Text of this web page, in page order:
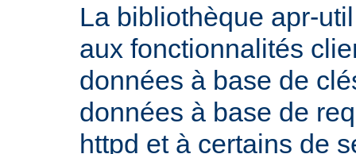
La bibliothèque apr-
aux fonctionnalités
données à base de
données à base de
httpd et à certains de